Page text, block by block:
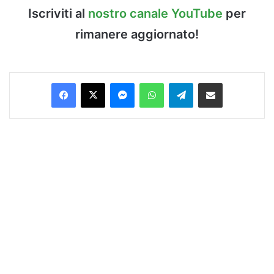
Iscriviti al nostro canale YouTube per
rimanere aggiornato!
Facebook
X MessengerWhatsAppTelegramCondividi via Email